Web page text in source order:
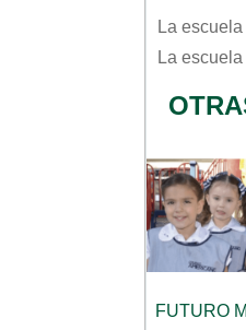
La escuela
La
FUTURO